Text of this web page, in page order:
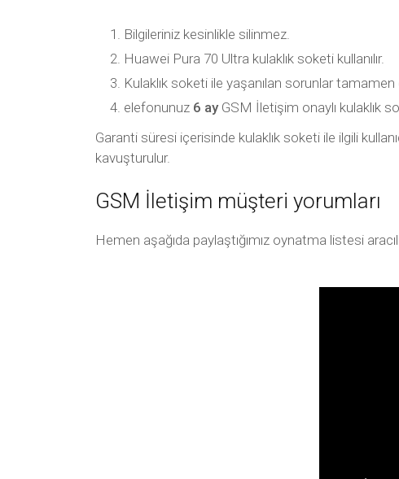
Bilgileriniz kesinlikle silinmez.
Huawei Pura 70 Ultra kulaklık soketi kullanılır.
Kulaklık soketi ile yaşanılan sorunlar
elefonunuz 6 ayGSM İletişim onaylı kulaklık
Garanti süresi içerisinde kulaklık soketi ile ilgili
kavuşturulur.
GSM İletişim müşteri yorumları
Hemen aşağıda paylaştığımız oynatma listesi